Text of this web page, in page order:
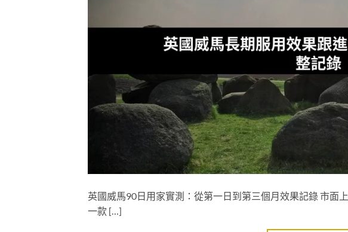
英國威馬90日用家實測：從第一日到第三個月效果記錄 市面
一款 […]